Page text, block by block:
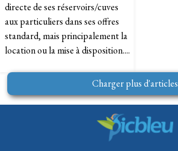
directe de ses réservoirs/cuves
aux particuliers dans ses offres
standard, mais principalement la
location ou la mise à disposition....
Charger plus d'articles